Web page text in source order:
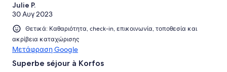
Julie P.
30 Αυγ 2023
Θετικά: Καθαριότητα, check-in, επικοινωνία, τοποθεσία και
ακρίβεια καταχώρισης
Μετάφραση Google
Superbe séjour à Korfos